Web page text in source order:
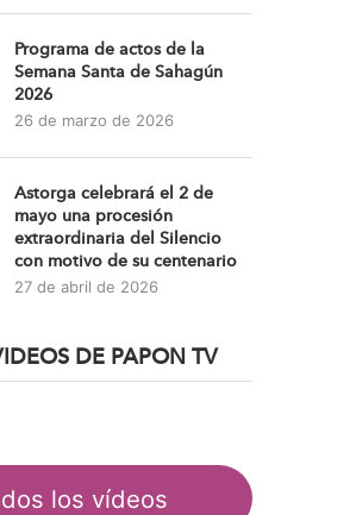
Programa de actos de la
Semana Santa de Sahagún
2026
26 de marzo de 2026
Astorga celebrará el 2 de
mayo una procesión
extraordinaria del Silencio
con motivo de su centenario
27 de abril de 2026
DE PAPON TV
los vídeos